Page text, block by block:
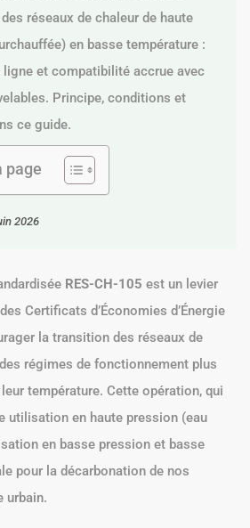
réseaux de chaleur de haute
en basse température :
ligne et compatibilité accrue avec
Principe, conditions et
ce guide.
page
2026
RES-CH-105 est un levier
Certificats d’Économies d’Énergie
la transition des réseaux de
régimes de fonctionnement plus
température. Cette opération, qui
utilisation en haute pression (eau
en basse pression et basse
pour la décarbonation de nos
urbain.